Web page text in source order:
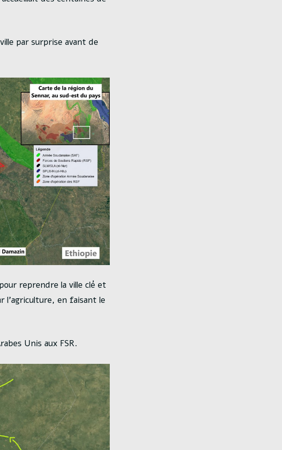
par surprise avant de
reprendre la ville clé et
l’agriculture, en faisant le
Unis aux FSR.